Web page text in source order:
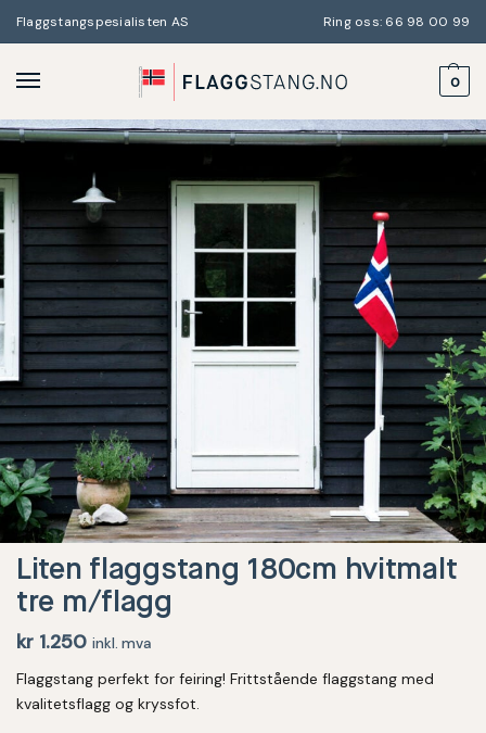
Flaggstangspesialisten AS Ring oss: 66 98 00 99
0
Liten flaggstang 180cm hvitmalt
tre m/flagg
kr 1.250 inkl. mva
Flaggstang perfekt for feiring! Frittstående flaggstang med
kvalitetsflagg og kryssfot.